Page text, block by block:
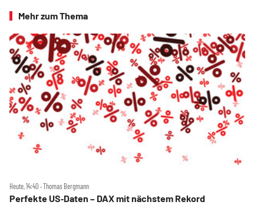
Mehr zum Thema
Heute, 14:40 ‧ Thomas Bergmann
Perfekte US‑Daten – DAX mit nächstem Rekord